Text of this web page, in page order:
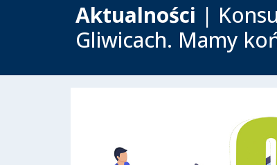
Aktualności |
Gliwicach. Mamy